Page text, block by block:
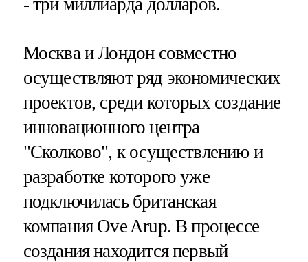
Москва и Лондон совместно
осуществляют ряд экономических
проектов, среди которых создание
инновационного центра
"Сколково", к осуществлению и
разработке которого уже
подключилась британская
компания Ove Arup. В процессе
создания находится первый